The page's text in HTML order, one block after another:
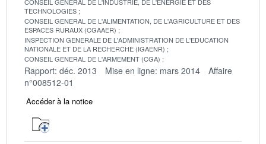
TECHNOLOGIES
CONSEIL GENERAL DE L'ALIMENTATION, DE L'AGRICULTURE ET DES
ESPACES RURAUX (CGAAER)
INSPECTION GENERALE DE L'ADMINISTRATION DE L'EDUCATION
NATIONALE ET DE LA RECHERCHE (IGAENR)
CONSEIL GENERAL DE L'ARMEMENT (CGA)
Rapport: déc. 2013 Mise en ligne: mars 2014
Affaire
n°008512-01
Accéder à la notice